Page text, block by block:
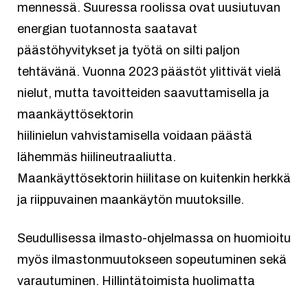
mennessä. Suuressa roolissa ovat uusiutuvan
energian tuotannosta saatavat
päästöhyvitykset ja työtä on silti paljon
tehtävänä. Vuonna 2023 päästöt ylittivät vielä
nielut, mutta tavoitteiden saavuttamisella ja
maankäyttösektorin
hiilinielun vahvistamisella voidaan päästä
lähemmäs hiilineutraaliutta.
Maankäyttösektorin hiilitase on kuitenkin herkkä
ja riippuvainen maankäytön muutoksille.
Seudullisessa ilmasto-ohjelmassa on huomioitu
myös ilmastonmuutokseen sopeutuminen sekä
varautuminen. Hillintätoimista huolimatta